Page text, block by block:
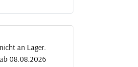
an Lager.
08.08.2026